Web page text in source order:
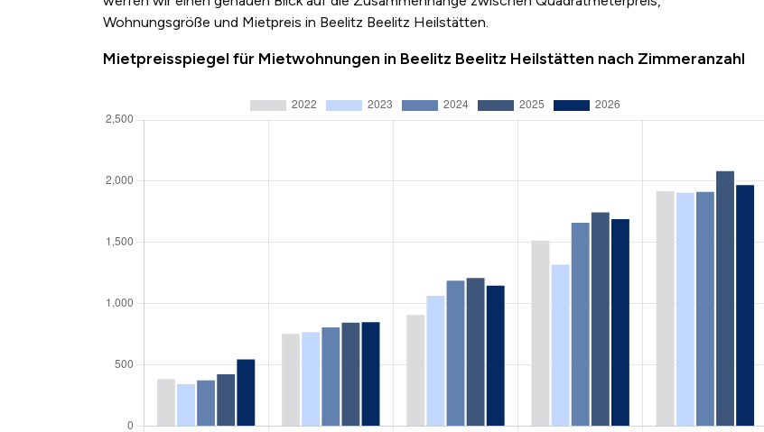
Wohnungsgröße und Mietpreis in Beelitz Beelitz Heilstätten.
Mietpreisspiegel für Mietwohnungen in Beelitz Beelitz Heilstätten nach Zimmeranzahl